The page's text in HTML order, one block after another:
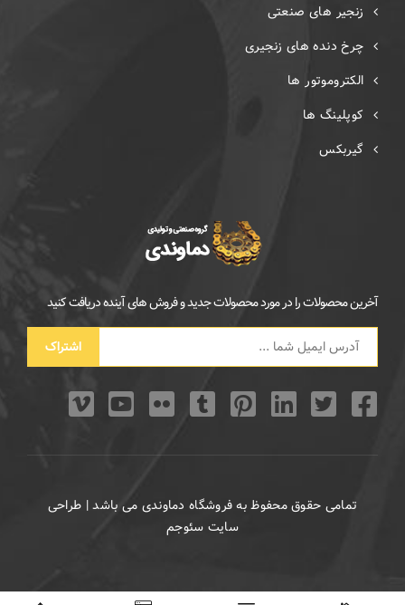
زنجیر های صنعتی
چرخ دنده های زنجیری
الکتروموتور ها
کوپلینگ ها
گیربکس
آخرین محصولات را در مورد محصولات جدید و فروش های آینده دریافت کنید
اشتراک
تمامی حقوق محفوظ به فروشگاه دماوندی می باشد | طراحی
سایت سئوجم